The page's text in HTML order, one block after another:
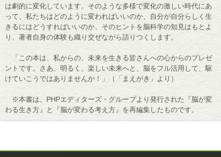
は劇的に変化しています。そのような多様で変化の激しい時代にあ
って、私たちはどのように変わればいいのか、自分が自分らしく生
きるにはどうすればいいのか、そのヒントを脳科学の知見はもとよ
り、著者自身の体験も織り交ぜながら語りつくします。
「この本は、私からの、未来を生きる皆さんへの心からのプレゼ
ントです。さあ、明るく、楽しい未来へと、脳をフル活用して、駆
けていこうではありませんか！」（「まえがき」より）
※本書は、PHPエディターズ・グループより発行された『脳が変
わる生き方』と『脳が変わる考え方』を再編集したものです。